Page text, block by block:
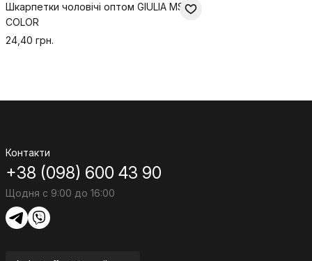
Шкарпетки чоловічі оптом GIULIA MSS-
COLOR
24,40 грн.
Контакти
+38 (098) 600 43 90
Щодня с 9:00 до 16:00